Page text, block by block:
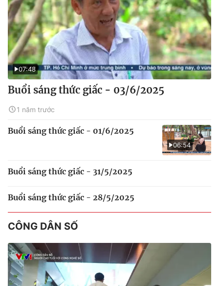
07:48
Buổi sáng thức giấc - 03/6/2025
1 năm trước
06:54
Buổi sáng thức giấc - 01/6/2025
Buổi sáng thức giấc - 31/5/2025
Buổi sáng thức giấc - 28/5/2025
CÔNG DÂN SỐ